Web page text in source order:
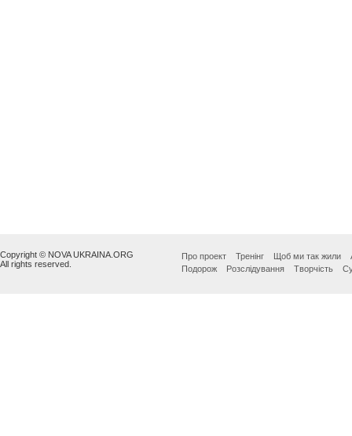
Copyright © NOVA UKRAINA.ORG
All rights reserved.
Про проект Тренінг Щоб ми так жили
Подорож
Розслідування Творчість